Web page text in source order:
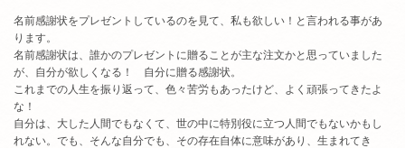
名前感謝状をプレゼントしているのを見て、私も欲しい！と言われる事があ
ります。
名前感謝状は、誰かのプレゼントに贈ることが主な注文かと思っていました
が、自分が欲しくなる！ 自分に贈る感謝状。
これまでの人生を振り返って、色々苦労もあったけど、よく頑張ってきたよ
な！
自分は、大した人間でもなくて、世の中に特別役に立つ人間でもないかもし
れない。でも、そんな自分でも、その存在自体に意味があり、生まれてき